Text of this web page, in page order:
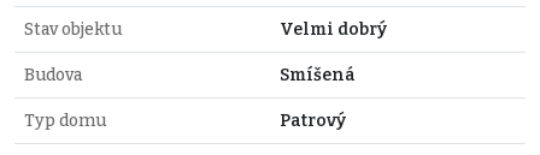
Stav objektu Velmi dobrý
Budova Smíšená
Typ domu Patrový